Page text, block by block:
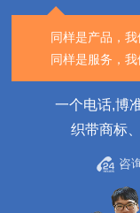
同样是产品，我
同样是服务，我
一个电话,博
织带商标
咨